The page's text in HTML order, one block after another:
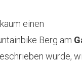
einen
Berg am
wurde,